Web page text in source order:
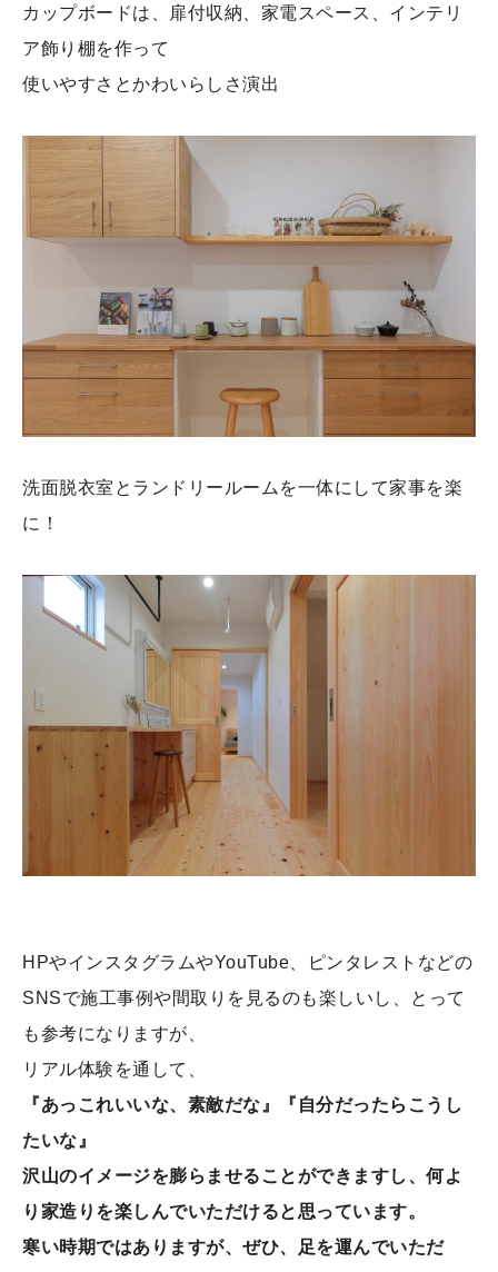
カップボードは、扉付収納、家電スペース、インテリ
ア飾り棚を作って
使いやすさとかわいらしさ演出
洗面脱衣室とランドリールームを一体にして家事を楽
に！
HPやインスタグラムやYouTube、ピンタレストなどの
SNSで施工事例や間取りを見るのも楽しいし、とって
も参考になりますが、
リアル体験を通して、
『あっこれいいな、素敵だな』『自分だったらこうし
たいな』
沢山のイメージを膨らませることができますし、何よ
り家造りを楽しんでいただけると思っています。
寒い時期ではありますが、ぜひ、足を運んでいただ